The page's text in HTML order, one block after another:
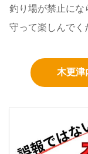
釣り場が禁止にな
守って楽しんでく
木更津